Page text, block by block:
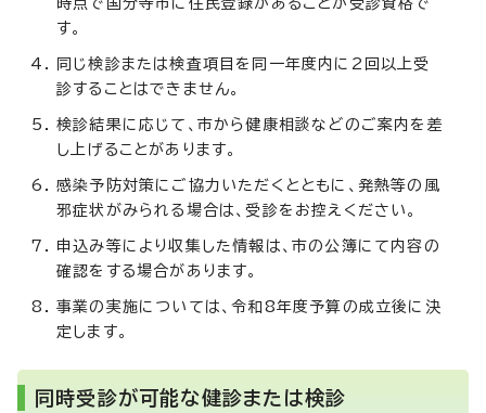
時点で国分寺市に住民登録があることが受診資格で
す。
同じ検診または検査項目を同一年度内に2回以上受
診することはできません。
検診結果に応じて、市から健康相談などのご案内を差
し上げることがあります。
感染予防対策にご協力いただくとともに、発熱等の風
邪症状がみられる場合は、受診をお控えください。
申込み等により収集した情報は、市の公簿にて内容の
確認をする場合があります。
事業の実施については、令和8年度予算の成立後に決
定します。
同時受診が可能な健診または検診